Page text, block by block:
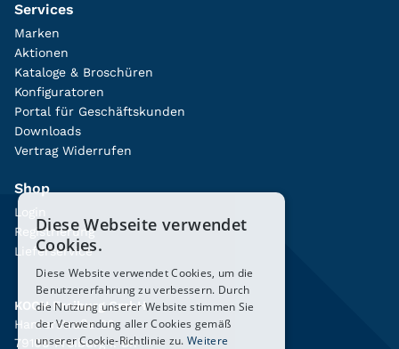
Services
Marken
Aktionen
Kataloge & Broschüren
Konfiguratoren
Portal für Geschäftskunden
Downloads
Vertrag Widerrufen
Shop
Login
Registrierung
Lieferservice
KOCH Freiburg GmbH
Hanferstraße 26
79108 Freiburg i. Br.
Diese Webseite verwendet
Cookies.
Diese Website verwendet Cookies, um die
Benutzererfahrung zu verbessern. Durch
die Nutzung unserer Website stimmen Sie
der Verwendung aller Cookies gemäß
unserer Cookie-Richtlinie zu.Weitere